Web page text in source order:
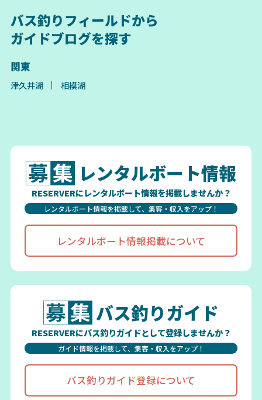
バス釣りフィールドから
ガイドブログを探す
関東
津久井湖 相模湖
レンタルボート情報
RESERVERにレンタルボート情報を掲載しませんか？
レンタルボート情報を掲載して、集客・収入をアップ！
レンタルボート情報掲載について
バス釣りガイド
RESERVERにバス釣りガイドとして登録しませんか？
ガイド情報を掲載して、集客・収入をアップ！
バス釣りガイド登録について